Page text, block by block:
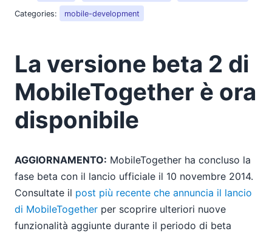
Categories: mobile-development
La versione beta 2 di
MobileTogether è ora
disponibile
AGGIORNAMENTO: MobileTogether ha concluso la
fase beta con il lancio ufficiale il 10 novembre 2014.
Consultate il post più recente che annuncia il lancio
di MobileTogether per scoprire ulteriori nuove
funzionalità aggiunte durante il periodo di beta